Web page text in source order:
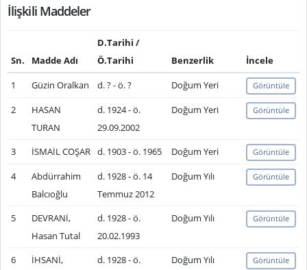
İlişkili Maddeler
Sn. Madde Adı
D.Tarihi /
Ö.Tarihi
Benzerlik
İncele
1
Güzin Oralkan d. ? - ö. ? Doğum Yeri Görüntüle
2
HASAN
TURAN
d. 1924 - ö.
29.09.2002
Doğum Yeri Görüntüle
3 İSMAİL COŞAR d. 1903 - ö. 1965 Doğum Yeri Görüntüle
4
Abdürrahim
Balcıoğlu
d. 1928 - ö. 14
Temmuz 2012
Doğum Yılı Görüntüle
5
DEVRANİ,
Hasan Tutal
d. 1928 - ö.
20.02.1993
Doğum Yılı Görüntüle
6
İHSANİ,
d. 1928 - ö.
Doğum Yılı Görüntüle